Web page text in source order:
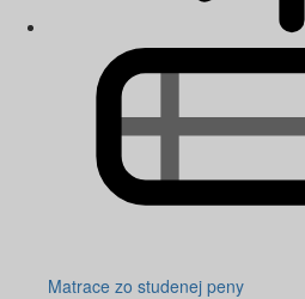
Matrace zo studenej peny